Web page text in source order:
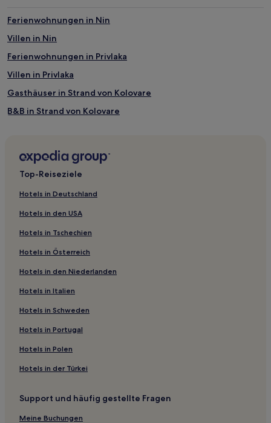
Ferienwohnungen in Nin
Villen in Nin
Ferienwohnungen in Privlaka
Villen in Privlaka
Gasthäuser in Strand von Kolovare
B&B in Strand von Kolovare
Ferienwohnungen in Seline
Gasthäuser in Zadar
Villen in Zadar
2-Sterne-Hotels in Razanac
2-Sterne-Hotels in Bibinje
4-Sterne-Hotels in Policnik
4-Sterne-Hotels in Strand von Kolovare
2-Sterne-Hotels in Strand von Kolovare
4-Sterne-Hotels in Strand von Petrčane
3-Sterne-Hotels in Strand von Šimuni
3-Sterne-Hotels in Vir
2-Sterne-Hotels in Vir
Top-Reiseziele
Hotels in Deutschland
Hotels in den USA
Hotels in Tschechien
Hotels in Österreich
Hotels in den Niederlanden
Hotels in Italien
Hotels in Schweden
Hotels in Portugal
Hotels in Polen
Hotels in der Türkei
Support und häufig gestellte Fragen
Meine Buchungen